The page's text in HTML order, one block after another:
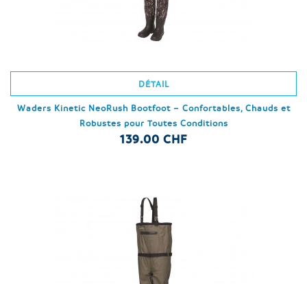
DÉTAIL
Waders Kinetic NeoRush Bootfoot – Confortables, Chauds et
Robustes pour Toutes Conditions
139.00 CHF